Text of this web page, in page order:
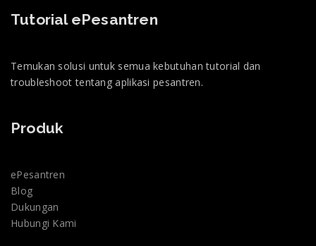
Tutorial ePesantren
Temukan solusi untuk semua kebutuhan tutorial dan
troubleshoot tentang aplikasi pesantren.
Produk
ePesantren
Blog
Dukungan
Hubungi Kami